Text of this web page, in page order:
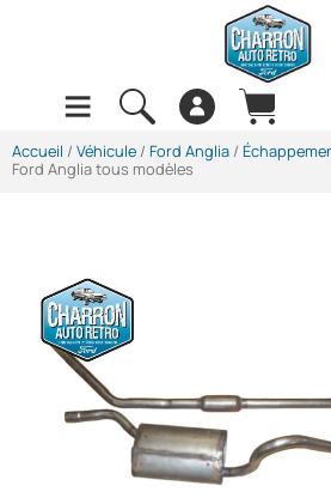
Accueil / Véhicule / Ford Anglia /
Ford Anglia tous modèles